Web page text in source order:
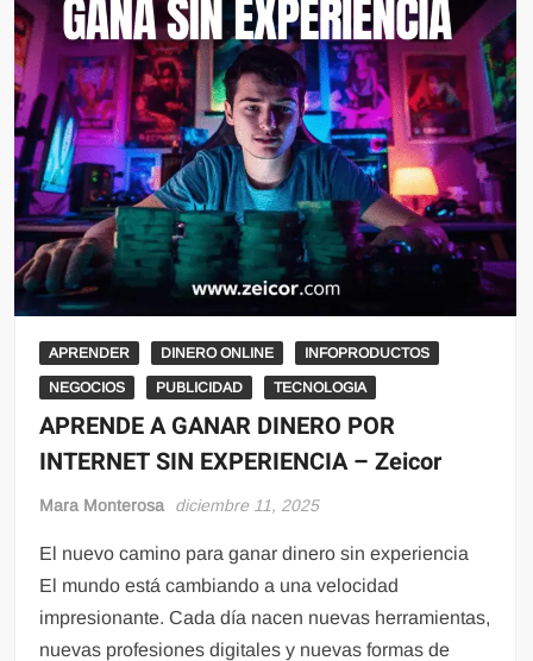
APRENDER DINERO ONLINE INFOPRODUCTOS
NEGOCIOS PUBLICIDAD TECNOLOGIA
APRENDE A GANAR DINERO POR
INTERNET SIN EXPERIENCIA – Zeicor
Mara Monterosa diciembre 11, 2025
El nuevo camino para ganar dinero sin experiencia
El mundo está cambiando a una velocidad
impresionante. Cada día nacen nuevas herramientas,
nuevas profesiones digitales y nuevas formas de